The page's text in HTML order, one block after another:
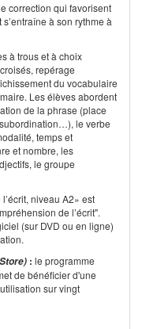
correction qui favorisent
à son rythme à
à trous et à choix
repérage
du vocabulaire
Les élèves abordent
de la phrase (place
le verbe
temps et
et nombre, les
le groupe
niveau A2» est
de l’écrit".
(sur DVD ou en ligne)
: le programme
de bénéficier d'une
sur vingt